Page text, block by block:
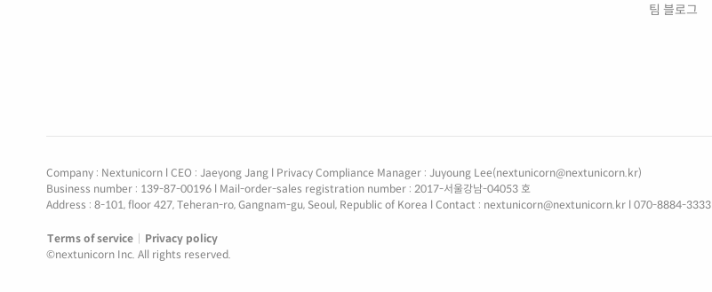
팀 블로그
Company : Nextunicorn l CEO : Jaeyong Jang l Privacy Compliance Manager : Juyoung Lee(nextunicorn@nextunicorn.kr)
Business number : 139-87-00196 l Mail-order-sales registration number : 2017-서울강남-04053 호
Address : 8-101, floor 427, Teheran-ro, Gangnam-gu, Seoul, Republic of Korea l Contact : nextunicorn@nextunicorn.kr l 070-8884-3333
Terms of service | Privacy policy
©nextunicorn Inc. All rights reserved.